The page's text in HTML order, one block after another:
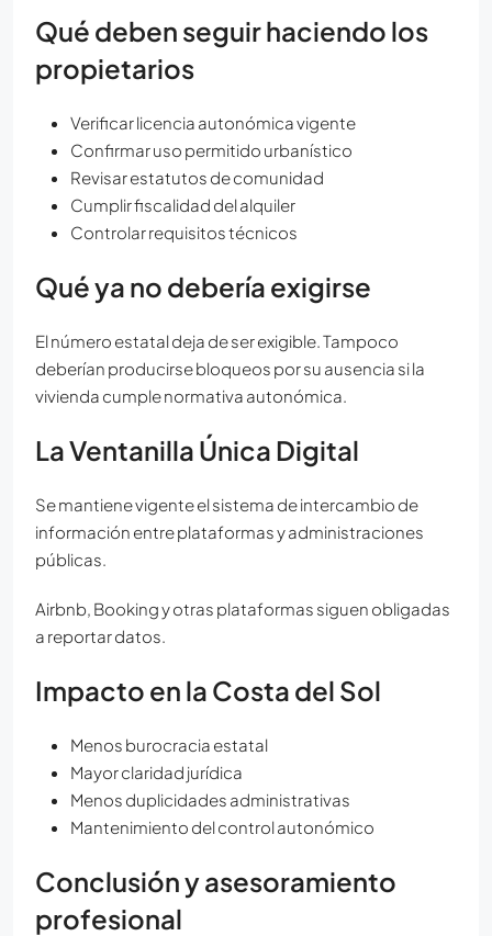
Qué deben seguir haciendo los
propietarios
Verificar licencia autonómica vigente
Confirmar uso permitido urbanístico
Revisar estatutos de comunidad
Cumplir fiscalidad del alquiler
Controlar requisitos técnicos
Qué ya no debería exigirse
El número estatal deja de ser exigible. Tampoco
deberían producirse bloqueos por su ausencia si la
vivienda cumple normativa autonómica.
La Ventanilla Única Digital
Se mantiene vigente el sistema de intercambio de
información entre plataformas y administraciones
públicas.
Airbnb, Booking y otras plataformas siguen obligadas
a reportar datos.
Impacto en la Costa del Sol
Menos burocracia estatal
Mayor claridad jurídica
Menos duplicidades administrativas
Mantenimiento del control autonómico
Conclusión y asesoramiento
profesional